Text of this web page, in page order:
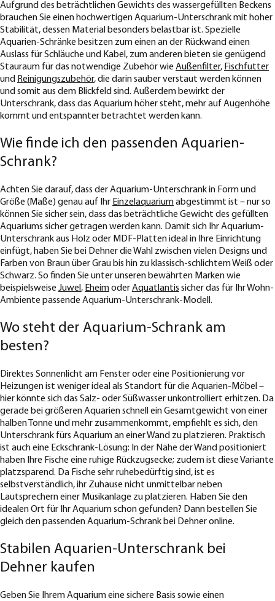
Aufgrund des beträchtlichen Gewichts des wassergefüllten Beckens
brauchen Sie einen hochwertigen Aquarium-Unterschrank mit hoher
Stabilität, dessen Material besonders belastbar ist. Spezielle
Aquarien-Schränke besitzen zum einen an der Rückwand einen
Auslass für Schläuche und Kabel, zum anderen bieten sie genügend
Stauraum für das notwendige Zubehör wie Außenfilter, Fischfutter
und Reinigungszubehör, die darin sauber verstaut werden können
und somit aus dem Blickfeld sind. Außerdem bewirkt der
Unterschrank, dass das Aquarium höher steht, mehr auf Augenhöhe
kommt und entspannter betrachtet werden kann.
Wie finde ich den passenden Aquarien-
Schrank?
Achten Sie darauf, dass der Aquarium-Unterschrank in Form und
Größe (Maße) genau auf Ihr Einzelaquariumabgestimmt ist – nur so
können Sie sicher sein, dass das beträchtliche Gewicht des gefüllten
Aquariums sicher getragen werden kann. Damit sich Ihr Aquarium-
Unterschrank aus Holz oder MDF-Platten ideal in Ihre Einrichtung
einfügt, haben Sie bei Dehner die Wahl zwischen vielen Designs und
Farben von Braun über Grau bis hin zu klassisch-schlichtem Weiß oder
Schwarz. So finden Sie unter unseren bewährten Marken wie
beispielsweise Juwel , EheimoderAquatlantis sicher das für Ihr Wohn-
Ambiente passende Aquarium-Unterschrank-Modell.
Wo steht der Aquarium-Schrank am
besten?
Direktes Sonnenlicht am Fenster oder eine Positionierung vor
Heizungen ist weniger ideal als Standort für die Aquarien-Möbel –
hier könnte sich das Salz- oder Süßwasser unkontrolliert erhitzen. Da
gerade bei größeren Aquarien schnell ein Gesamtgewicht von einer
halben Tonne und mehr zusammenkommt, empfiehlt es sich, den
Unterschrank fürs Aquarium an einer Wand zu platzieren. Praktisch
ist auch eine Eckschrank-Lösung: In der Nähe der Wand positioniert
haben Ihre Fische eine ruhige Rückzugsecke; zudem ist diese Variante
platzsparend. Da Fische sehr ruhebedürftig sind, ist es
selbstverständlich, ihr Zuhause nicht unmittelbar neben
Lautsprechern einer Musikanlage zu platzieren. Haben Sie den
idealen Ort für Ihr Aquarium schon gefunden? Dann bestellen Sie
gleich den passenden Aquarium-Schrank bei Dehner online.
Stabilen Aquarien-Unterschrank bei
Dehner kaufen
Geben Sie Ihrem Aquarium eine sichere Basis sowie einen